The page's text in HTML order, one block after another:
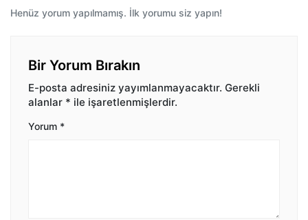
Henüz yorum yapılmamış. İlk yorumu siz yapın!
Bir Yorum Bırakın
E-posta adresiniz yayımlanmayacaktır. Gerekli
alanlar * ile işaretlenmişlerdir.
Yorum *